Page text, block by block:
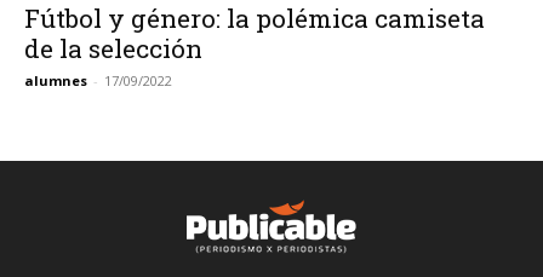
Fútbol y género: la polémica camiseta
de la selección
alumnes - 17/09/2022